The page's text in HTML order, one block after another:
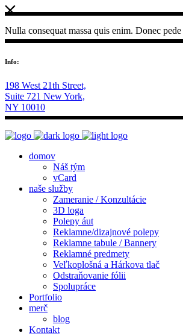
Nulla consequat massa quis enim. Donec
Info:
198 West 21th Street,
Suite 721 New York,
NY 10010
domov
Náš tým
vCard
naše služby
Zameranie / Konzultácie
3D loga
Polepy áut
Reklamne/dizajnové polepy
Reklamne tabule / Bannery
Reklamné predmety
Veľkoplošná a Hárkova tlač
Odstraňovanie fólii
Spolupráce
Portfolio
merč
blog
Kontakt